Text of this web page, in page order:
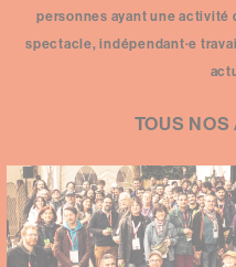
personnes ayant une activité
spectacle, indépendant·e
TOUS NOS